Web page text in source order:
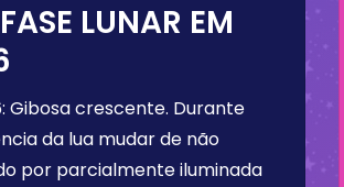
LUNAR EM
: Gibosa crescente. Durante
da lua mudar de não
por parcialmente iluminada